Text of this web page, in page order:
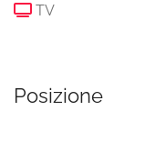
TV
Posizione